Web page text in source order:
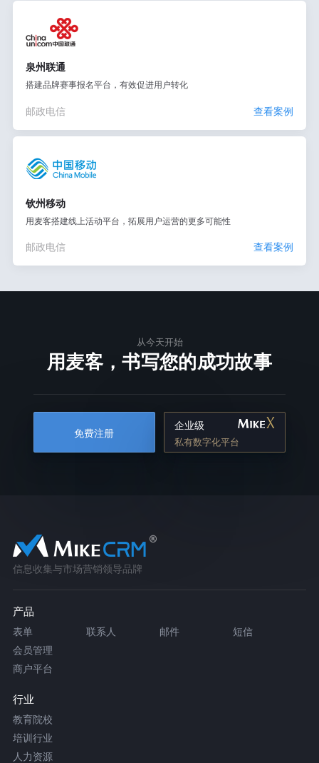
泉州联通
搭建品牌赛事报名平台，有效促进用户转化
邮政电信 查看案例
钦州移动
用麦客搭建线上活动平台，拓展用户运营的更多可能性
邮政电信 查看案例
从今天开始
用麦客，书写您的成功故事
免费注册
企业级
私有数字化平台
信息收集与市场营销领导品牌
产品
表单 联系人 邮件
短信
会员管理
商户平台
行业
教育院校
培训行业
人力资源